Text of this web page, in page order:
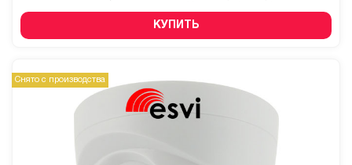
КУПИТЬ
Снято с производства